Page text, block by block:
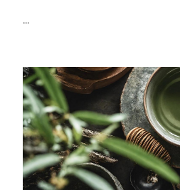
...